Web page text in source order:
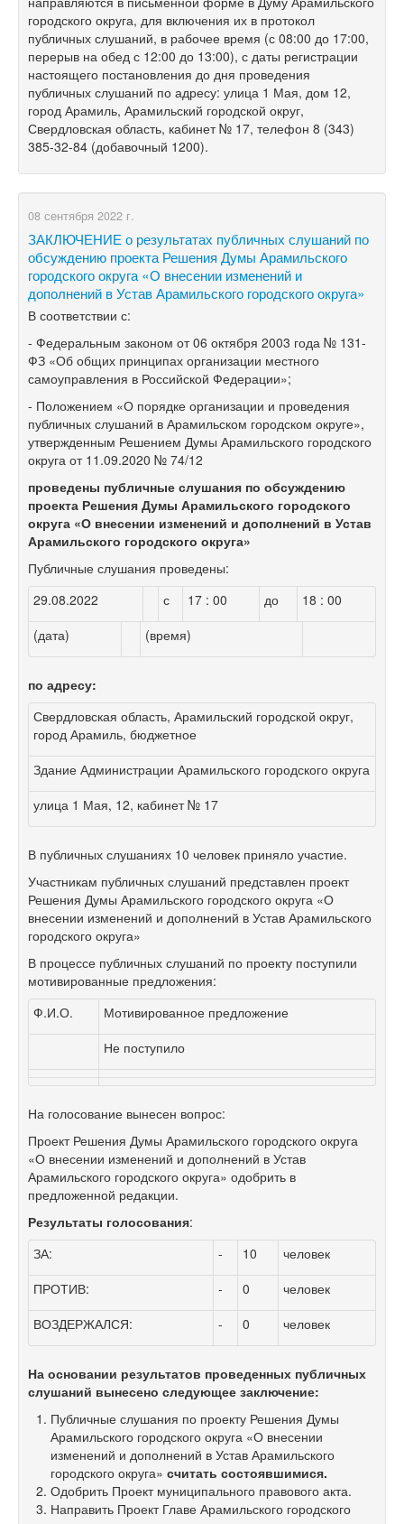
городского округа, для включения их в протокол
публичных слушаний, в рабочее время (с 08:00 до 17:00,
перерыв на обед с 12:00 до 13:00), с даты регистрации
настоящего постановления до дня проведения
публичных слушаний по адресу: улица 1 Мая, дом 12,
город Арамиль, Арамильский городской округ,
Свердловская область, кабинет № 17, телефон 8 (343)
385-32-84 (добавочный 1200).
08 сентября 2022 г.
ЗАКЛЮЧЕНИЕ о результатах публичных слушаний по
обсуждению проекта Решения Думы Арамильского
городского округа «О внесении изменений и
дополнений в Устав Арамильского городского округа»
В соответствии с:
- Федеральным законом от 06 октября 2003 года № 131-
ФЗ «Об общих принципах организации местного
самоуправления в Российской Федерации»;
- Положением «О порядке организации и проведения
публичных слушаний в Арамильском городском округе»,
утвержденным Решением Думы Арамильского городского
округа от 11.09.2020 № 74/12
проведены публичные слушания по обсуждению
проекта Решения Думы Арамильского городского
округа «О внесении изменений и дополнений в Устав
Арамильского городского округа»
Публичные слушания проведены:
29.08.2022
с 17 : 00 до
18 : 00
(дата)
(время)
по адресу:
Свердловская область, Арамильский городской округ,
город Арамиль, бюджетное
Здание Администрации Арамильского городского округа
улица 1 Мая, 12, кабинет № 17
В публичных слушаниях 10 человек приняло участие.
Участникам публичных слушаний представлен проект
Решения Думы Арамильского городского округа «О
внесении изменений и дополнений в Устав Арамильского
городского округа»
В процессе публичных слушаний по проекту поступили
мотивированные предложения:
Ф.И.О.
Мотивированное предложение
Не поступило
На голосование вынесен вопрос:
Проект Решения Думы Арамильского городского округа
«О внесении изменений и дополнений в Устав
Арамильского городского округа» одобрить в
предложенной редакции.
Результаты голосования:
ЗА:
- 10
человек
ПРОТИВ:
- 0
человек
ВОЗДЕРЖАЛСЯ:
- 0 человек
На основании результатов проведенных публичных
слушаний вынесено следующее заключение:
Публичные слушания по проекту Решения Думы
Арамильского городского округа «О внесении
изменений и дополнений в Устав Арамильского
городского округа» считать состоявшимися.
Одобрить Проект муниципального правового акта.
Направить Проект Главе Арамильского городского